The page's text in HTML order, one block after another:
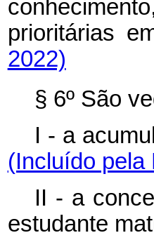
prioritárias
2022)
§ 6º São
I - a
(Incluído pela
II - a
estudante